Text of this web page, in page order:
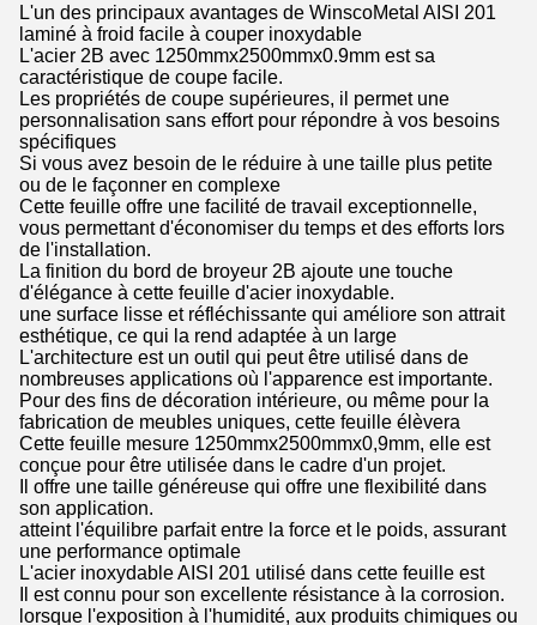
L'un des principaux avantages de WinscoMetal AISI 201
laminé à froid facile à couper inoxydable
L'acier 2B avec 1250mmx2500mmx0.9mm est sa
caractéristique de coupe facile.
Les propriétés de coupe supérieures, il permet une
personnalisation sans effort pour répondre à vos besoins
spécifiques
Si vous avez besoin de le réduire à une taille plus petite
ou de le façonner en complexe
Cette feuille offre une facilité de travail exceptionnelle,
vous permettant d'économiser du temps et des efforts lors
de l'installation.
La finition du bord de broyeur 2B ajoute une touche
d'élégance à cette feuille d'acier inoxydable.
une surface lisse et réfléchissante qui améliore son attrait
esthétique, ce qui la rend adaptée à un large
L'architecture est un outil qui peut être utilisé dans de
nombreuses applications où l'apparence est importante.
Pour des fins de décoration intérieure, ou même pour la
fabrication de meubles uniques, cette feuille élèvera
Cette feuille mesure 1250mmx2500mmx0,9mm, elle est
conçue pour être utilisée dans le cadre d'un projet.
Il offre une taille généreuse qui offre une flexibilité dans
son application.
atteint l'équilibre parfait entre la force et le poids, assurant
une performance optimale
L'acier inoxydable AISI 201 utilisé dans cette feuille est
Il est connu pour son excellente résistance à la corrosion.
lorsque l'exposition à l'humidité, aux produits chimiques ou